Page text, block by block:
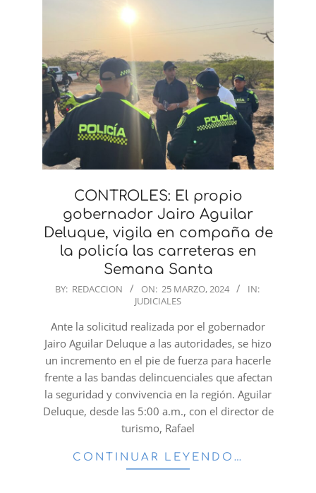
CONTROLES: El propio
gobernador Jairo Aguilar
Deluque, vigila en compaña de
la policía las carreteras en
Semana Santa
2024-
25
BY: REDACCION ON: 25 MARZO, 2024
IN:
JUDICIALES
Ante la solicitud realizada por el gobernador
Jairo Aguilar Deluque a las autoridades, se hizo
un incremento en el pie de fuerza para hacerle
frente a las bandas delincuenciales que afectan
la seguridad y convivencia en la región. Aguilar
Deluque, desde las 5:00 a.m., con el director de
turismo, Rafael
CONTINUAR LEYENDO…